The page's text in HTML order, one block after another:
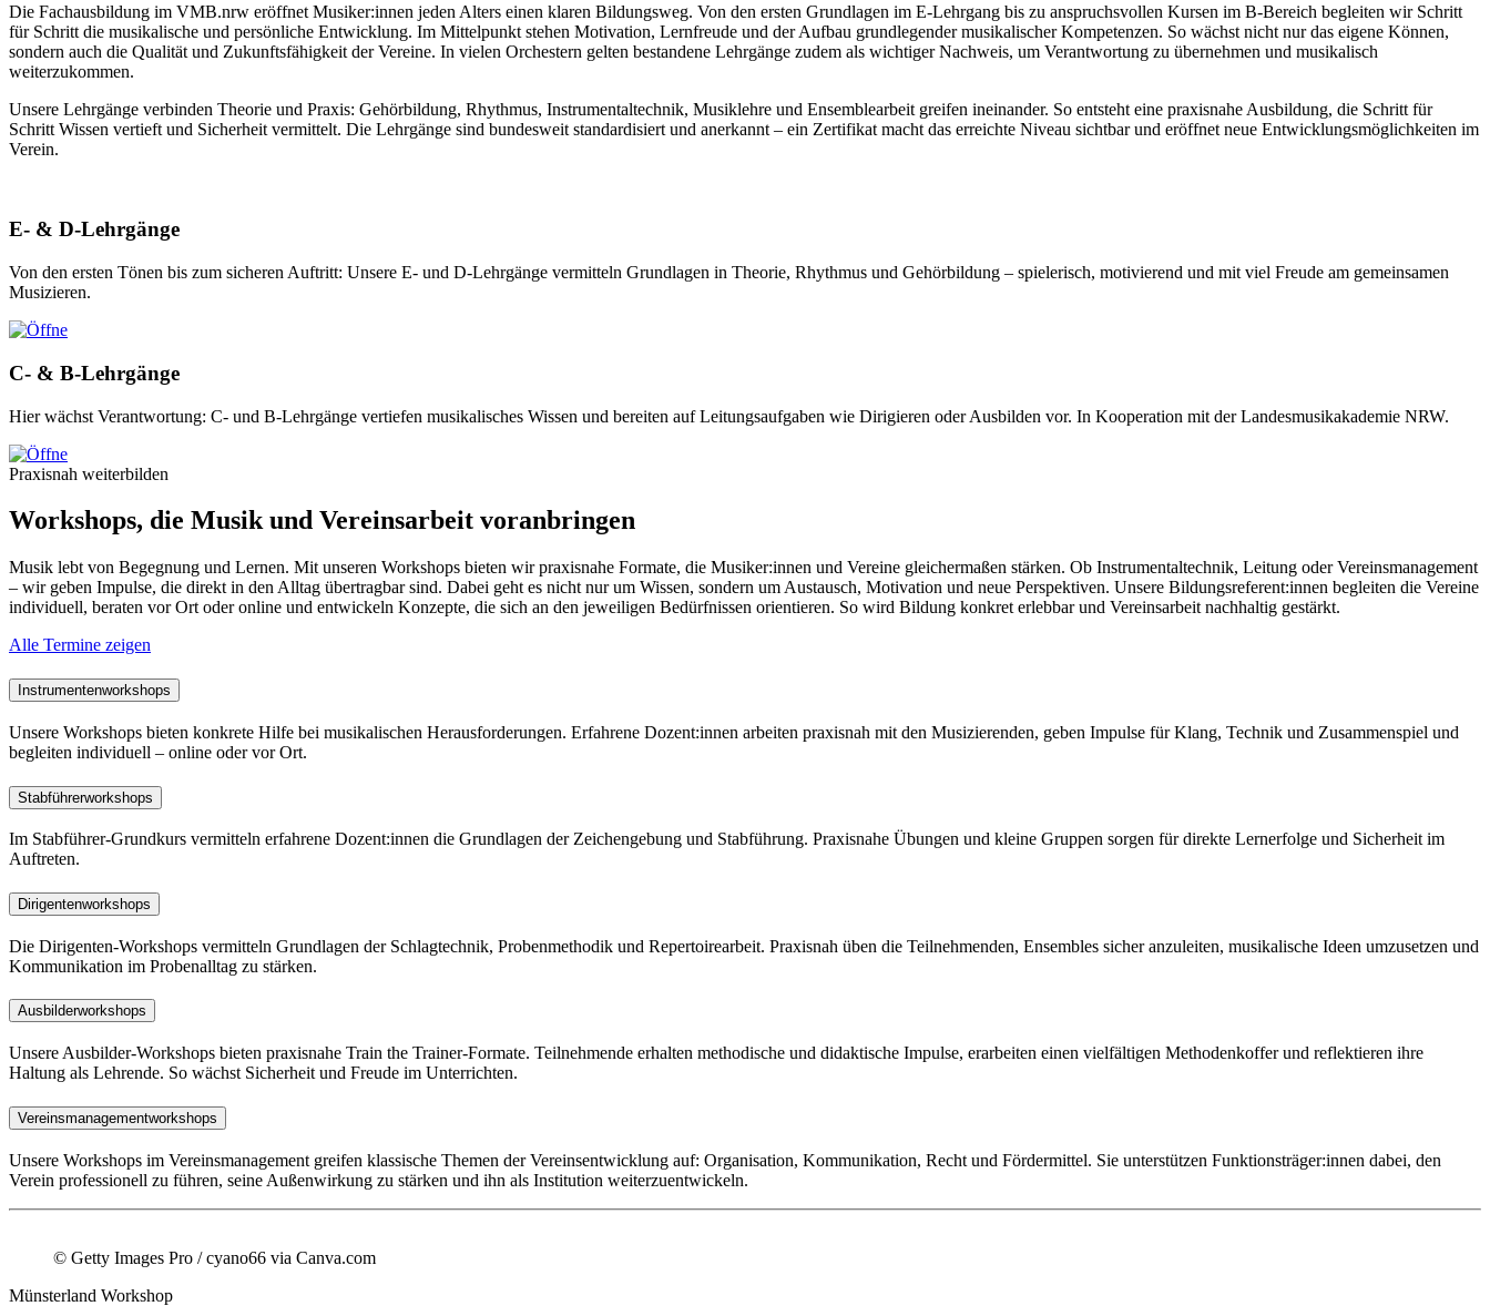
Die Fachausbildung im VMB.nrw eröffnet Musiker:innen jeden Alters einen klaren Bildungsweg. Von den ersten Grundlagen im E-Lehrgang bis zu anspruchsvollen Kursen im B-Bereich begleiten wir Schritt
für Schritt die musikalische und persönliche Entwicklung. Im Mittelpunkt stehen Motivation, Lernfreude und der Aufbau grundlegender musikalischer Kompetenzen. So wächst nicht nur das eigene Können,
sondern auch die Qualität und Zukunftsfähigkeit der Vereine. In vielen Orchestern gelten bestandene Lehrgänge zudem als wichtiger Nachweis, um Verantwortung zu übernehmen und musikalisch
weiterzukommen.
Unsere Lehrgänge verbinden Theorie und Praxis: Gehörbildung, Rhythmus, Instrumentaltechnik, Musiklehre und Ensemblearbeit greifen ineinander. So entsteht eine praxisnahe Ausbildung, die Schritt für
Schritt Wissen vertieft und Sicherheit vermittelt. Die Lehrgänge sind bundesweit standardisiert und anerkannt – ein Zertifikat macht das erreichte Niveau sichtbar und eröffnet neue Entwicklungsmöglichkeiten im
Verein.
E- & D-Lehrgänge
Von den ersten Tönen bis zum sicheren Auftritt: Unsere E- und D-Lehrgänge vermitteln Grundlagen in Theorie, Rhythmus und Gehörbildung – spielerisch, motivierend und mit viel Freude am gemeinsamen
Musizieren.
C- & B-Lehrgänge
Hier wächst Verantwortung: C- und B-Lehrgänge vertiefen musikalisches Wissen und bereiten auf Leitungsaufgaben wie Dirigieren oder Ausbilden vor. In Kooperation mit der Landesmusikakademie NRW.
Praxisnah weiterbilden
Workshops, die Musik und Vereinsarbeit voranbringen
Musik lebt von Begegnung und Lernen. Mit unseren Workshops bieten wir praxisnahe Formate, die Musiker:innen und Vereine gleichermaßen stärken. Ob Instrumentaltechnik, Leitung oder Vereinsmanagement
– wir geben Impulse, die direkt in den Alltag übertragbar sind. Dabei geht es nicht nur um Wissen, sondern um Austausch, Motivation und neue Perspektiven. Unsere Bildungsreferent:innen begleiten die Vereine
individuell, beraten vor Ort oder online und entwickeln Konzepte, die sich an den jeweiligen Bedürfnissen orientieren. So wird Bildung konkret erlebbar und Vereinsarbeit nachhaltig gestärkt.
Alle Termine zeigen
Instrumentenworkshops
Unsere Workshops bieten konkrete Hilfe bei musikalischen Herausforderungen. Erfahrene Dozent:innen arbeiten praxisnah mit den Musizierenden, geben Impulse für Klang, Technik und Zusammenspiel und
begleiten individuell – online oder vor Ort.
Stabführerworkshops
Im Stabführer-Grundkurs vermitteln erfahrene Dozent:innen die Grundlagen der Zeichengebung und Stabführung. Praxisnahe Übungen und kleine Gruppen sorgen für direkte Lernerfolge und Sicherheit im
Auftreten.
Dirigentenworkshops
Die Dirigenten-Workshops vermitteln Grundlagen der Schlagtechnik, Probenmethodik und Repertoirearbeit. Praxisnah üben die Teilnehmenden, Ensembles sicher anzuleiten, musikalische Ideen umzusetzen und
Kommunikation im Probenalltag zu stärken.
Ausbilderworkshops
Unsere Ausbilder-Workshops bieten praxisnahe Train the Trainer-Formate. Teilnehmende erhalten methodische und didaktische Impulse, erarbeiten einen vielfältigen Methodenkoffer und reflektieren ihre
Haltung als Lehrende. So wächst Sicherheit und Freude im Unterrichten.
Vereinsmanagementworkshops
Unsere Workshops im Vereinsmanagement greifen klassische Themen der Vereinsentwicklung auf: Organisation, Kommunikation, Recht und Fördermittel. Sie unterstützen Funktionsträger:innen dabei, den
Verein professionell zu führen, seine Außenwirkung zu stärken und ihn als Institution weiterzuentwickeln.
© Getty Images Pro / cyano66 via Canva.com
Münsterland Workshop